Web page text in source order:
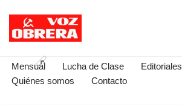
Saltar
contenido
Mensual Lucha de Clase Editoriales
Quiénes somos
Contacto